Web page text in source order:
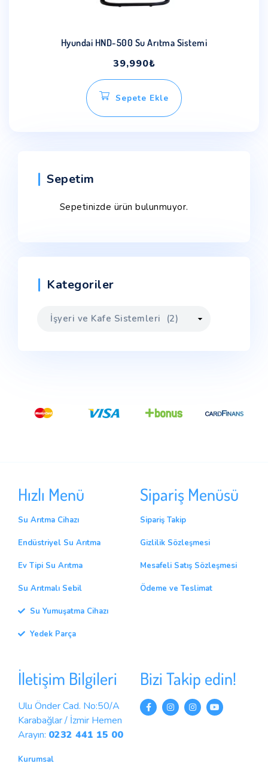
Hyundai HND-500 Su Arıtma Sistemi
39,990₺
Sepete Ekle
Sepetim
Sepetinizde ürün bulunmuyor.
Kategoriler
Hızlı Menü
Su Arıtma Cihazı
Endüstriyel Su Arıtma
Ev Tipi Su Arıtma
Su Arıtmalı Sebil
Su Yumuşatma Cihazı
Yedek Parça
Sipariş Menüsü
Sipariş Takip
Gizlilik Sözleşmesi
Mesafeli Satış Sözleşmesi
Ödeme ve Teslimat
İletişim Bilgileri
Ulu Önder Cad. No:50/A
Karabağlar / İzmir Hemen
Arayın: 0232 441 15 00
Kurumsal
Bizi Takip edin!